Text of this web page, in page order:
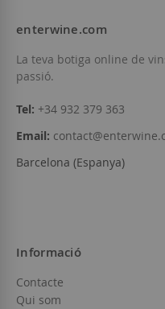
enterwine.com
La teva botiga online de
passió.
Tel: +34 932 379 363
Email:
Barcelona (Espanya)
Informació
Contacte
Qui som